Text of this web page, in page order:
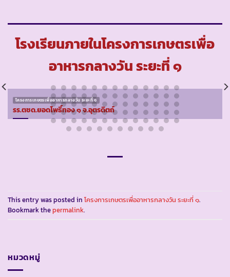
โรงเรียนภายในโครงการเกษตรเพื่อ
อาหารกลางวัน ระยะที่ ๑
โครงการเกษตรเพื่ออาหารกลางวัน ระยะที่ ๑
รร.ตชด.ยอดโพธิ์ทอง ๑ จ.อุตรดิตถ์
This entry was posted in โครงการเกษตรเพื่ออาหารกลางวัน ระยะที่ ๑.
Bookmark thepermalink.
หมวดหมู่